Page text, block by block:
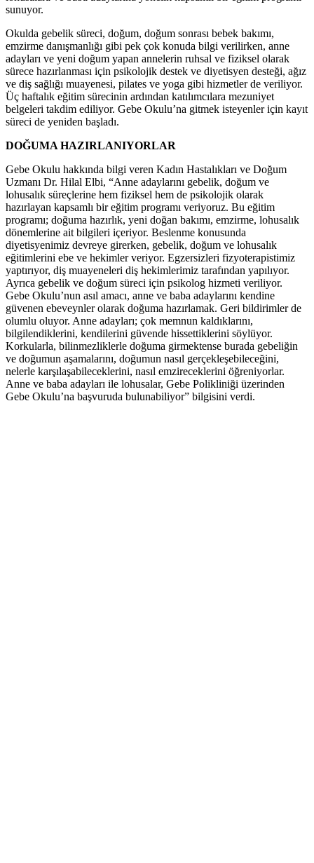
sunuyor.
Okulda gebelik süreci, doğum, doğum sonrası bebek bakımı,
emzirme danışmanlığı gibi pek çok konuda bilgi verilirken, anne
adayları ve yeni doğum yapan annelerin ruhsal ve fiziksel olarak
sürece hazırlanması için psikolojik destek ve diyetisyen desteği, ağız
ve diş sağlığı muayenesi, pilates ve yoga gibi hizmetler de veriliyor.
Üç haftalık eğitim sürecinin ardından katılımcılara mezuniyet
belgeleri takdim ediliyor. Gebe Okulu’na gitmek isteyenler için kayıt
süreci de yeniden başladı.
DOĞUMA HAZIRLANIYORLAR
Gebe Okulu hakkında bilgi veren Kadın Hastalıkları ve Doğum
Uzmanı Dr. Hilal Elbi, “Anne adaylarını gebelik, doğum ve
lohusalık süreçlerine hem fiziksel hem de psikolojik olarak
hazırlayan kapsamlı bir eğitim programı veriyoruz. Bu eğitim
programı; doğuma hazırlık, yeni doğan bakımı, emzirme, lohusalık
dönemlerine ait bilgileri içeriyor. Beslenme konusunda
diyetisyenimiz devreye girerken, gebelik, doğum ve lohusalık
eğitimlerini ebe ve hekimler veriyor. Egzersizleri fizyoterapistimiz
yaptırıyor, diş muayeneleri diş hekimlerimiz tarafından yapılıyor.
Ayrıca gebelik ve doğum süreci için psikolog hizmeti veriliyor.
Gebe Okulu’nun asıl amacı, anne ve baba adaylarını kendine
güvenen ebeveynler olarak doğuma hazırlamak. Geri bildirimler de
olumlu oluyor. Anne adayları; çok memnun kaldıklarını,
bilgilendiklerini, kendilerini güvende hissettiklerini söylüyor.
Korkularla, bilinmezliklerle doğuma girmektense burada gebeliğin
ve doğumun aşamalarını, doğumun nasıl gerçekleşebileceğini,
nelerle karşılaşabileceklerini, nasıl emzireceklerini öğreniyorlar.
Anne ve baba adayları ile lohusalar, Gebe Polikliniği üzerinden
Gebe Okulu’na başvuruda bulunabiliyor” bilgisini verdi.